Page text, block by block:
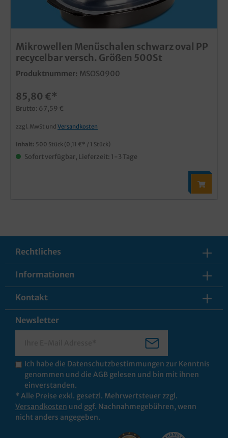
Mikrowellen Menüschalen schwarz oval PP
recycelbar versch. Größen 500St
Produktnummer: MSOS0900
85,80 €*
Brutto: 67,59 €
zzgl. MwSt und Versandkosten
Inhalt: 500 Stück (0,11 €* / 1 Stück)
Sofort verfügbar, Lieferzeit: 1-3 Tage
Rechtliches
Informationen
Kontakt
Newsletter
Ich habe die Datenschutzbestimmungen zur Kenntnis
genommen und die AGB gelesen und bin mit ihnen
einverstanden.
* Alle Preise exkl. gesetzl. Mehrwertsteuer zzgl.
Versandkosten und ggf. Nachnahmegebühren, wenn
nicht anders angegeben.